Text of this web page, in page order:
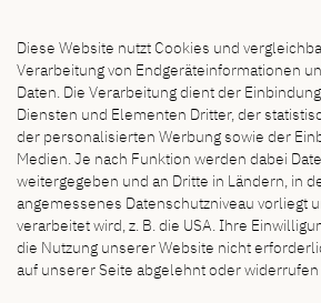
Diese Website nutzt Cookies und
Verarbeitung von Endgeräteinformationen
Daten. Die Verarbeitung dient der
Diensten und Elementen Dritter, der
der personalisierten Werbung sowie der
Medien. Je nach Funktion werden dabei
weitergegeben und an Dritte in Ländern, in
angemessenes Datenschutzniveau vorliegt
verarbeitet wird, z. B. die USA. Ihre
die Nutzung unserer Website nicht
auf unserer Seite abgelehnt oder widerrufen